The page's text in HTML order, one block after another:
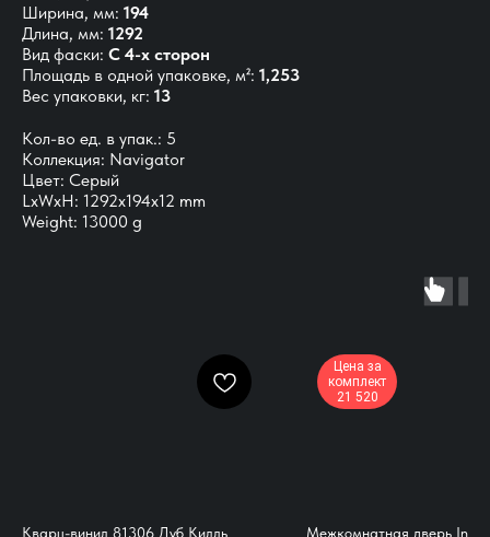
Ширина, мм: 194
Длина, мм: 1292
Вид фаски: С 4-х сторон
Площадь в одной упаковке, м²: 1,253
Вес упаковки, кг: 13
Кол-во ед. в упак.: 5
Коллекция: Navigator
Цвет: Серый
LxWxH: 1292x194x12 mm
Weight: 13000 g
Кварц-винил 81306 Дуб Килль
Цена за
комплект
21 520
Межкомнатная дверь